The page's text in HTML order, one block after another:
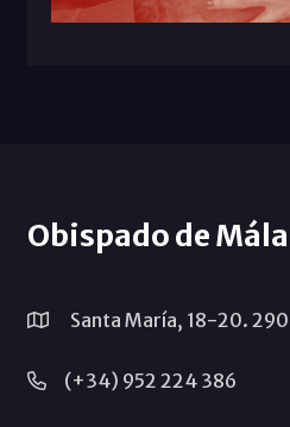
Obispado de
Santa María, 18-20.
(+34) 952 224 386